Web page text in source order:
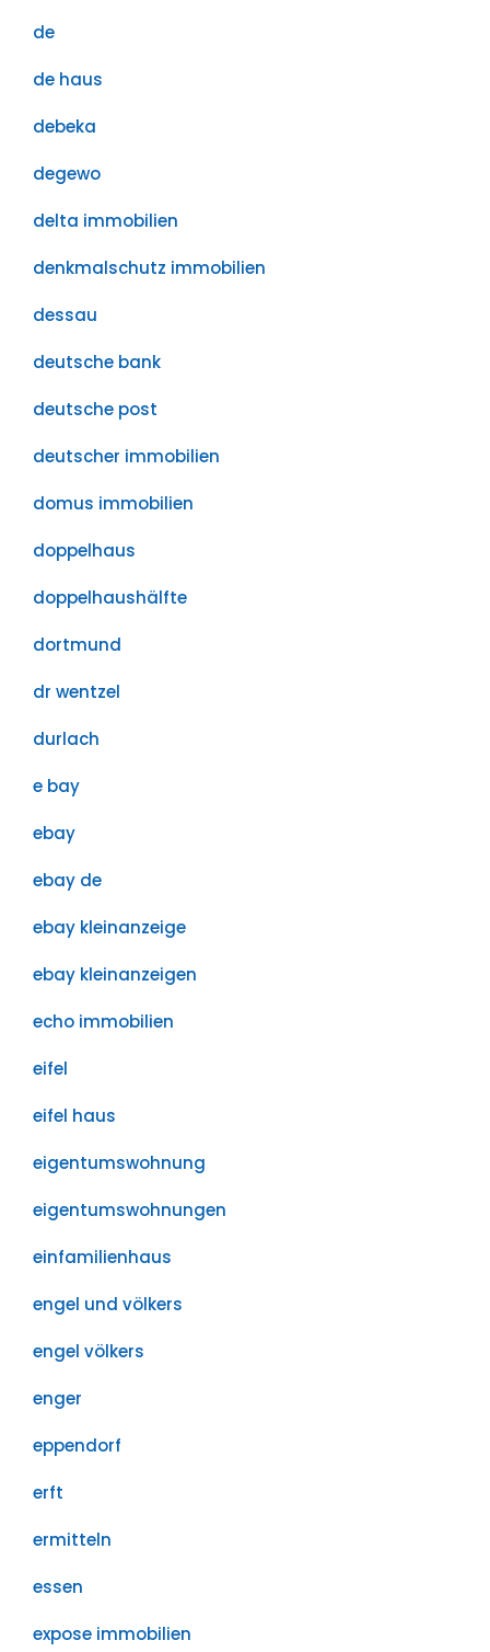
de
de haus
debeka
degewo
delta immobilien
denkmalschutz immobilien
dessau
deutsche bank
deutsche post
deutscher immobilien
domus immobilien
doppelhaus
doppelhaushälfte
dortmund
dr wentzel
durlach
e bay
ebay
ebay de
ebay kleinanzeige
ebay kleinanzeigen
echo immobilien
eifel
eifel haus
eigentumswohnung
eigentumswohnungen
einfamilienhaus
engel und völkers
engel völkers
enger
eppendorf
erft
ermitteln
essen
expose immobilien